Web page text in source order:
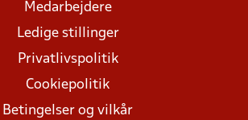
Medarbejdere
Ledige stillinger
Privatlivspolitik
Cookiepolitik
Betingelser og vilkår